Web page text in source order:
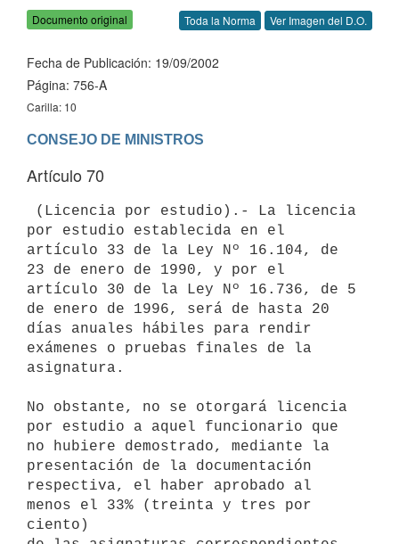
Documento original Toda la Norma Ver Imagen del D.O.
Fecha de Publicación: 19/09/2002
Página: 756-A
Carilla: 10
CONSEJO DE MINISTROS
Artículo 70
por estudio establecida en el
artículo 33 de la Ley Nº 16.104, de
23 de enero de 1990, y por el
artículo 30 de la Ley Nº 16.736, de 5
de enero de 1996, será de hasta 20
días anuales hábiles para rendir
exámenes o pruebas finales de la
asignatura.
No obstante, no se otorgará licencia
por estudio a aquel funcionario que
no hubiere demostrado, mediante la
presentación de la documentación
respectiva, el haber aprobado al
menos el 33% (treinta y tres por
ciento)